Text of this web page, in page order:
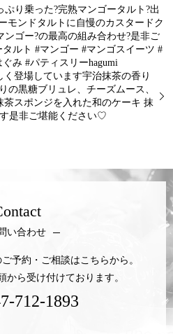
り乗った?完熟マンゴータルト?出
モンドタルトに自慢のカスタードク
ンゴー?の最高の組み合わせ?是非ご
ルト #マンゴー #マンゴスイーツ #
み #パティスリーhagumi
く登場しています宇治抹茶の香り
の黒糖ブリュレ、チーズムース、
スポンジを入れた和のケーキ 抹
是非ご堪能ください♡
い合わせ
予約・ご相談はこちらから。
から受け付けております。
712-1893